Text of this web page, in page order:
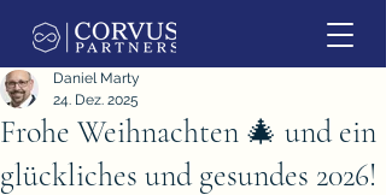
Frohe Weihnachten 🎄 und ein
glückliches und gesundes 2026!
Daniel Marty
24. Dez. 2025